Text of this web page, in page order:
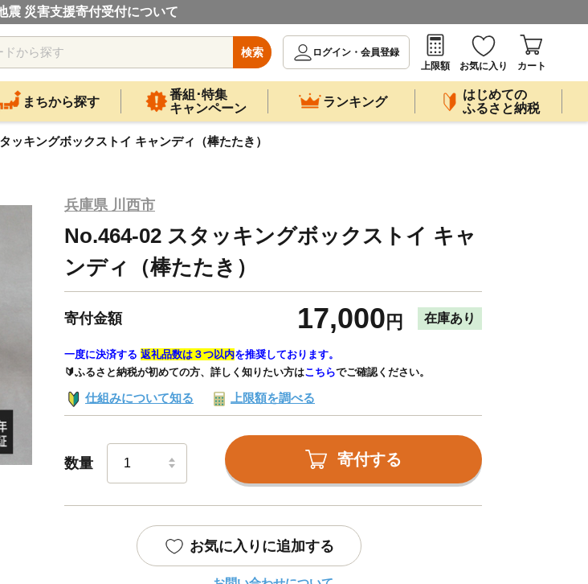
震 災害支援寄付受付について
検索
ログイン・会員登録
上限額
お気に入り カート
まちから探す
番組･特集
キャンペーン
ランキング
はじめての
ふるさと納税
ッキングボックストイ キャンディ（棒たたき）
兵庫県 川西市
No.464-02 スタッキングボックストイ キャ
ンディ（棒たたき）
寄付金額 17,000 円 在庫あり
一度に決済する 返礼品数は３つ以内を推奨しております。
🔰ふるさと納税が初めての方、詳しく知りたい方はこちらでご確認ください。
仕組みについて知る 上限額を調べる
数量 寄付する
お気に入りに追加する